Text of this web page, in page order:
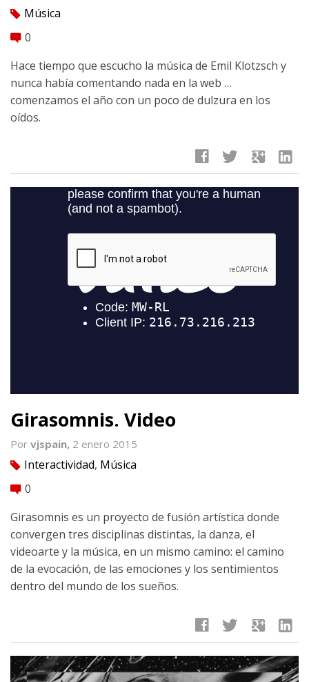
tag Música
comment 0
Hace tiempo que escucho la música de Emil Klotzsch y
nunca había comentando nada en la web …
comenzamos el año con un poco de dulzura en los
oídos.
facebook twitter google linkedin
Girasomnis. Video
Por vjspain, 2 enero 2015
tag Interactividad, Música
comment 0
Girasomnis es un proyecto de fusión artística donde
convergen tres disciplinas distintas, la danza, el
videoarte y la música, en un mismo camino: el camino
de la evocación, de las emociones y los sentimientos
dentro del mundo de los sueños.
facebook twitter google linkedin